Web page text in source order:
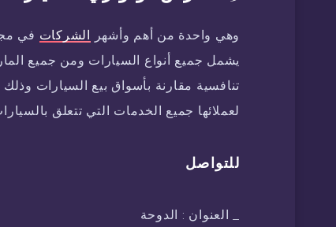
وهي واحدة من أهم وأشهر الشركات في
يشمل جميع أنواع السيارات ومن جميع
تنافسية مقارنة بأسواق بيع السيارات
لعملائها جميع الخدمات التي تتعلق
للتواصل
_ العنوان : الدوحة